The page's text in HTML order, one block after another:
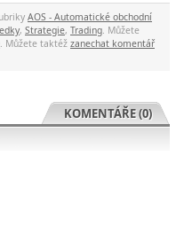
AOS - Automatické obchodní
, Strategie, Trading. Můžete
. Můžete taktéž zanechat komentář
KOMENTÁŘE (0)